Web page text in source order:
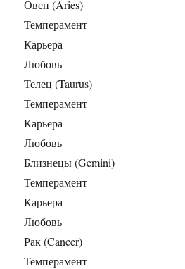
Овен (Aries)
Темперамент
Карьера
Любовь
Телец (Taurus)
Темперамент
Карьера
Любовь
Близнецы (Gemini)
Темперамент
Карьера
Любовь
Рак (Cancer)
Темперамент